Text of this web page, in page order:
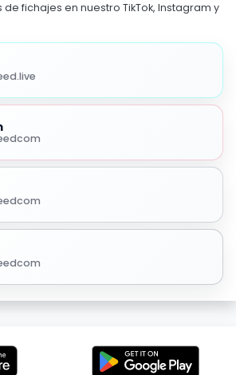
fichajes en nuestro TikTok, Instagram y